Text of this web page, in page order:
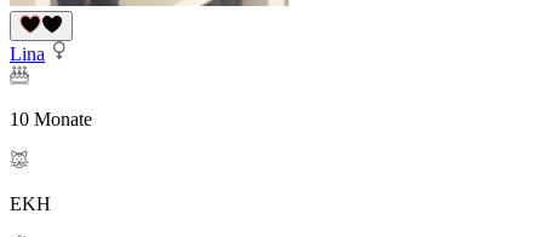
Lina
10 Monate
EKH